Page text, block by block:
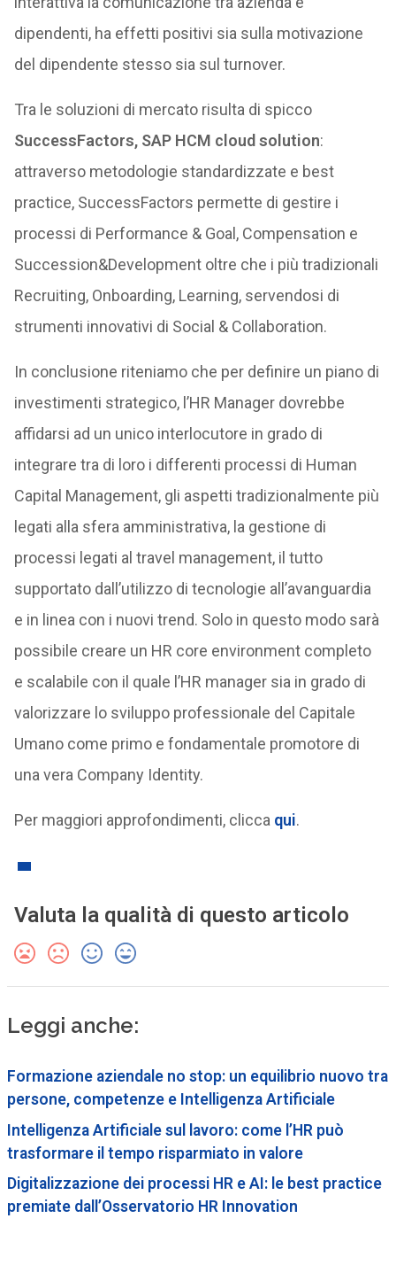
dipendenti, ha effetti positivi sia sulla motivazione
del dipendente stesso sia sul turnover.
Tra le soluzioni di mercato risulta di spicco
SuccessFactors, SAP HCM cloud solution:
attraverso metodologie standardizzate e best
practice, SuccessFactors permette di gestire i
processi di Performance & Goal, Compensation e
Succession&Development oltre che i più tradizionali
Recruiting, Onboarding, Learning, servendosi di
strumenti innovativi di Social & Collaboration.
In conclusione riteniamo che per definire un piano di
investimenti strategico, l’HR Manager dovrebbe
affidarsi ad un unico interlocutore in grado di
integrare tra di loro i differenti processi di Human
Capital Management, gli aspetti tradizionalmente più
legati alla sfera amministrativa, la gestione di
processi legati al travel management, il tutto
supportato dall’utilizzo di tecnologie all’avanguardia
e in linea con i nuovi trend. Solo in questo modo sarà
possibile creare un HR core environment completo
e scalabile con il quale l’HR manager sia in grado di
valorizzare lo sviluppo professionale del Capitale
Umano come primo e fondamentale promotore di
una vera Company Identity.
Per maggiori approfondimenti, clicca qui.
Valuta la qualità di questo articolo
Leggi anche:
Formazione aziendale no stop: un equilibrio nuovo tra
persone, competenze e Intelligenza Artificiale
Intelligenza Artificiale sul lavoro: come l’HR può
trasformare il tempo risparmiato in valore
Digitalizzazione dei processi HR e AI: le best practice
premiate dall’Osservatorio HR Innovation